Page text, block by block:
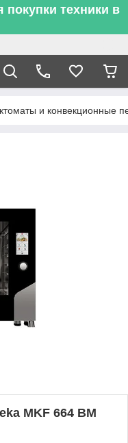
техники в
и конвекционные
MKF 664 BM